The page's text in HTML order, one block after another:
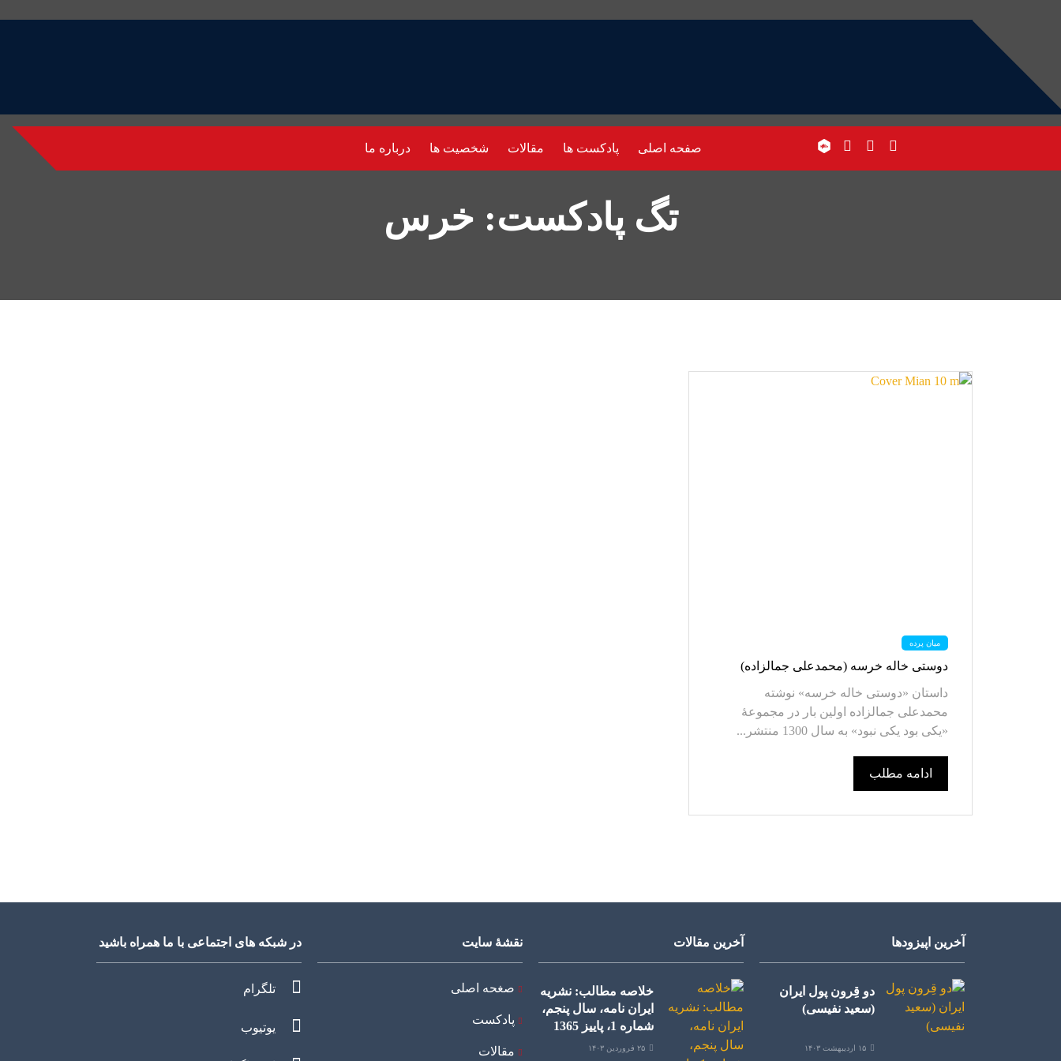
صفحه اصلی پادکست ها مقالات شخصیت ها درباره ما
تگ پادکست: خرس
میان پرده
دوستی خاله خرسه (محمدعلی جمالزاده)
داستان «دوستی خاله خرسه» نوشته
محمدعلی جمالزاده اولین بار در مجموعۀ
«یکی بود یکی نبود» به سال 1300 منتشر...
ادامه مطلب
آخرین اپیزودها
دو قِرون پول ایران
(سعید نفیسی)
۱۵ اردیبهشت ۱۴۰۳
آخرین مقالات
خلاصه مطالب: نشریه
ایران نامه، سال پنجم،
شماره 1، پاییز 1365
۲۵ فروردین ۱۴۰۳
نقشۀ سایت
صغحه اصلی
پادکست
مقالات
در شبکه های اجتماعی با ما همراه باشید
تلگرام
یوتیوب